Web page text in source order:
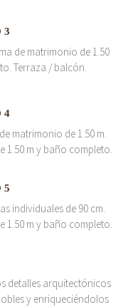
3
de matrimonio de 1.50
Terraza / balcón.
4
matrimonio de 1.50 m.
1.50 m y baño completo.
5
individuales de 90 cm.
1.50 m y baño completo.
detalles arquitectónicos
y enriqueciéndolos